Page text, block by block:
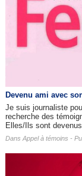
Devenu ami avec
Je suis journaliste
recherche des
Elles/Ils sont
Dans Appel à témoins -